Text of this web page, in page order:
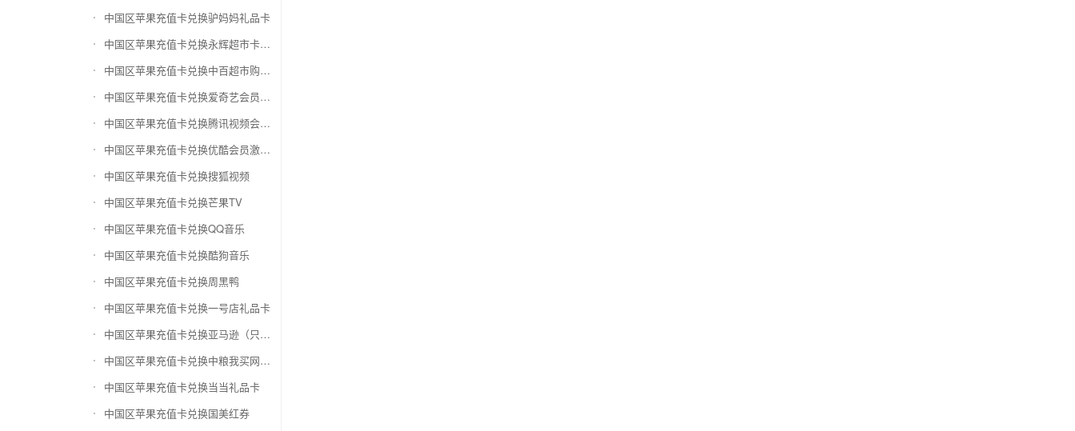
中国区苹果充值卡兑换驴妈妈礼品卡
中国区苹果充值卡兑换永辉超市卡（限实体卡）
中国区苹果充值卡兑换中百超市购物卡
中国区苹果充值卡兑换爱奇艺会员激活码
中国区苹果充值卡兑换腾讯视频会员激活码
中国区苹果充值卡兑换优酷会员激活码
中国区苹果充值卡兑换搜狐视频
中国区苹果充值卡兑换芒果TV
中国区苹果充值卡兑换QQ音乐
中国区苹果充值卡兑换酷狗音乐
中国区苹果充值卡兑换周黑鸭
中国区苹果充值卡兑换一号店礼品卡
中国区苹果充值卡兑换亚马逊（只要实体卡）
中国区苹果充值卡兑换中粮我买网礼品卡
中国区苹果充值卡兑换当当礼品卡
中国区苹果充值卡兑换国美红券